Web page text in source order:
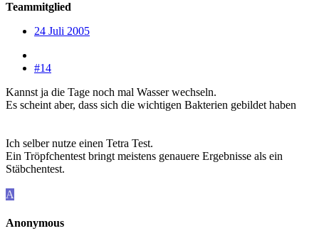
Teammitglied
24 Juli 2005
#14
Kannst ja die Tage noch mal Wasser wechseln.
Es scheint aber, dass sich die wichtigen Bakterien gebildet haben
Ich selber nutze einen Tetra Test.
Ein Tröpfchentest bringt meistens genauere Ergebnisse als ein
Stäbchentest.
A
Anonymous